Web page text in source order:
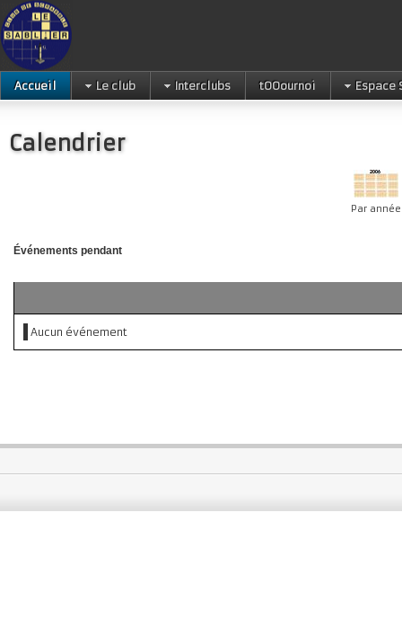
Accueil Le club Interclubs tOOournoi Espace
Calendrier
Par année
Événements pendant
Aucun événement